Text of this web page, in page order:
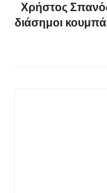
Χρήστος
διάσημοι